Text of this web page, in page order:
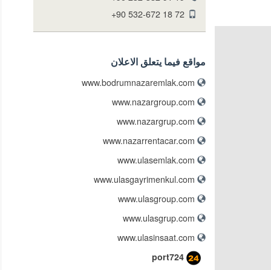
+90 532-672 18 72
مواقع فيما يتعلق الاعلان
port724